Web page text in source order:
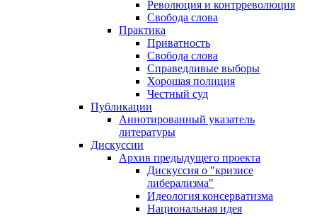
Революция и контрреволюция
Свобода слова
Практика
Приватность
Свобода слова
Справедливые выборы
Хорошая полиция
Честный суд
Публикации
Аннотированный указатель
литературы
Дискуссии
Архив предыдущего проекта
Дискуссия о "кризисе
либерализма"
Идеология консерватизма
Национальная идея